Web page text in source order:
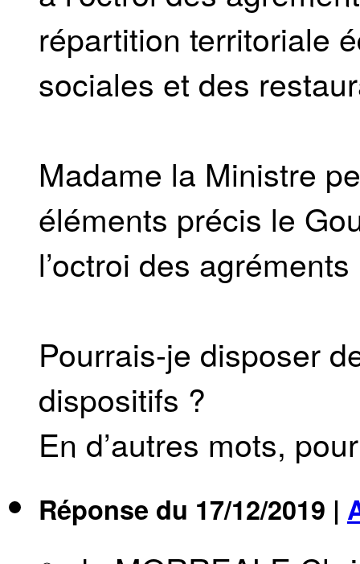
répartition territoriale
sociales et des
Madame la Ministre
éléments précis le
l’octroi des
Pourrais-je disposer
dispositifs ?
En d’autres mots,
Réponse du 17/12/2019 |